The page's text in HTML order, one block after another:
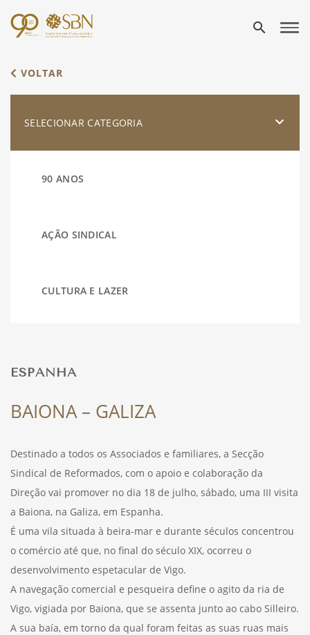
search
VOLTAR
SELECIONAR CATEGORIA
90 ANOS
AÇÃO SINDICAL
CULTURA E LAZER
FÉRIAS
SAÚDE
ESPANHA
BAIONA – GALIZA
Destinado a todos os Associados e familiares, a Secção
Sindical de Reformados, com o apoio e colaboração da
Direção vai promover no dia 18 de julho, sábado, uma III visita
a Baiona, na Galiza, em Espanha.
É uma vila situada à beira-mar e durante séculos concentrou
o comércio até que, no final do século XIX, ocorreu o
desenvolvimento espetacular de Vigo.
A navegação comercial e pesqueira define o agito da ria de
Vigo, vigiada por Baiona, que se assenta junto ao cabo Silleiro.
A sua baía, em torno da qual foram feitas as suas ruas mais